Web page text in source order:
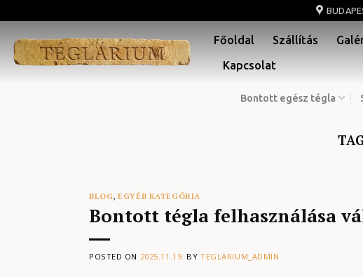
to
content
Főoldal Szállítás
Kapcsolat
Bontott egész tégla
BLOG,EGYÉB KATEGÓRIA
Bontott tégla felhasználása
POSTED ON 2025.11.19. BYTEGLARIUM_ADMIN